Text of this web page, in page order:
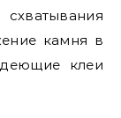
камня в
клеи